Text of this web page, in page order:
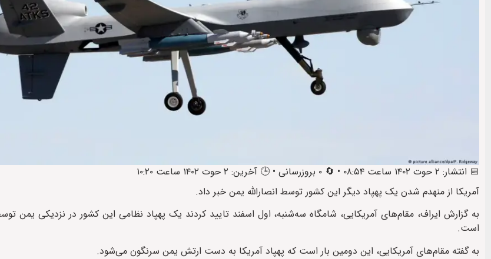
📅 انتشار: ۲ حوت ۱۴۰۲ ساعت ۰۸:۵۴ • 🔄 ۰ بروزرسانی • 🕒 آخرین: ۲ حوت ۱۴۰۲ ساعت ۱۰:۲۰
آمریکا از منهدم شدن یک پهپاد دیگر این کشور توسط انصارالله یمن خبر داد.
به گزارش ایراف، مقام‌های آمریکایی، شامگاه سه‌شنبه، اول اسفند تایید کردند یک پهپاد نظامی این کشور در نزدیکی یمن
است.
به گفته‌ مقام‌های آمریکایی، این دومین بار است که پهپاد آمریکا به دست ارتش یمن سرنگون می‌شود.